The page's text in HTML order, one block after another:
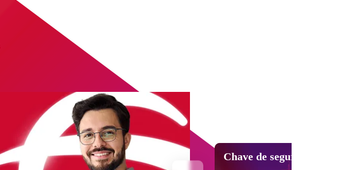
Chave de segurança